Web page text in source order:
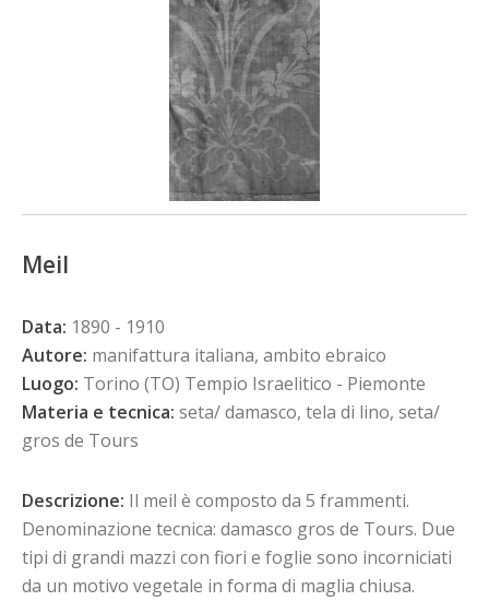
Meil
Data: 1890 - 1910
Autore: manifattura italiana, ambito ebraico
Luogo: Torino (TO) Tempio Israelitico - Piemonte
Materia e tecnica: seta/ damasco, tela di lino, seta/
gros de Tours
Descrizione: Il meil è composto da 5 frammenti.
Denominazione tecnica: damasco gros de Tours. Due
tipi di grandi mazzi con fiori e foglie sono incorniciati
da un motivo vegetale in forma di maglia chiusa.